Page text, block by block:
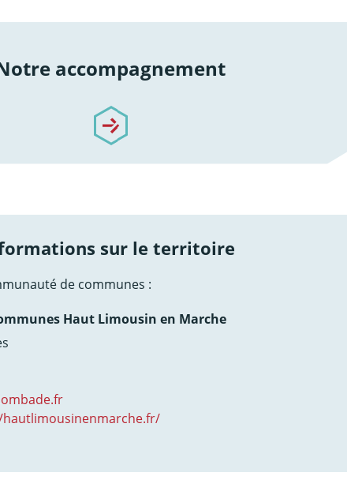
accompagnement
/notre-accompagnement
sur le territoire
de communes :
Haut Limousin en Marche